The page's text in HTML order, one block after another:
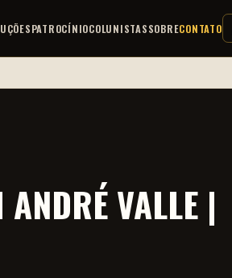
PATROCÍNIOCOLUNISTASSOBRECONTATO
VALLE |